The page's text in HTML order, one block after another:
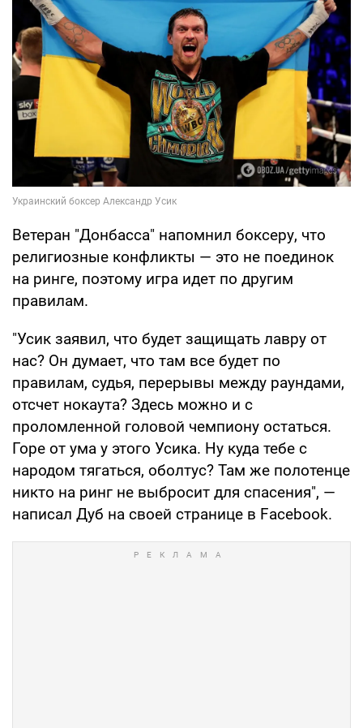
Ветеран "Донбасса" напомнил боксеру, что
религиозные конфликты — это не поединок
на ринге, поэтому игра идет по другим
правилам.
"Усик заявил, что будет защищать лавру от
нас? Он думает, что там все будет по
правилам, судья, перерывы между раундами,
отсчет нокаута? Здесь можно и с
проломленной головой чемпиону остаться.
Горе от ума у этого Усика. Ну куда тебе с
народом тягаться, оболтус? Там же полотенце
никто на ринг не выбросит для спасения", —
написал Дуб на своей странице в Facebook.